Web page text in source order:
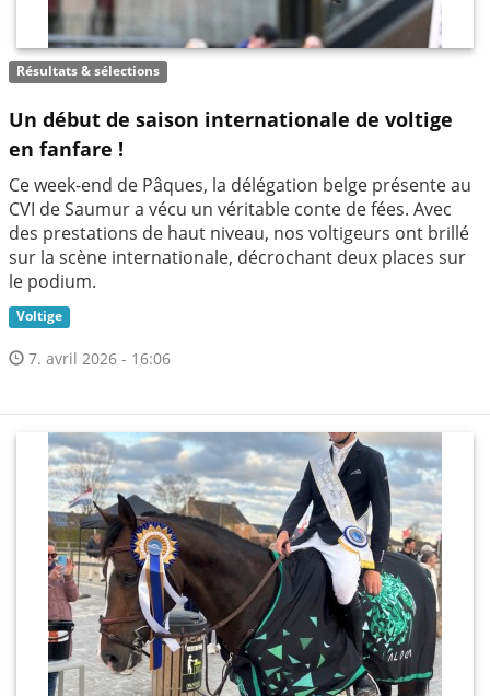
Résultats & sélections
Un début de saison internationale de voltige
en fanfare !
Ce week-end de Pâques, la délégation belge présente au
CVI de Saumur a vécu un véritable conte de fées. Avec
des prestations de haut niveau, nos voltigeurs ont brillé
sur la scène internationale, décrochant deux places sur
le podium.
Voltige
7. avril 2026 - 16:06